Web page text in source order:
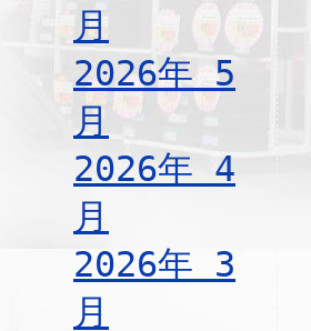
月
2026年 5
月
2026年 4
月
2026年 3
月